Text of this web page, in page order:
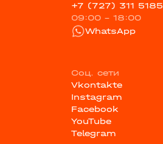
+7 (727) 311 5185
09:00 - 18:00
WhatsApp
Соц. сети
Vkontakte
Instagram
Facebook
YouTube
Telegram